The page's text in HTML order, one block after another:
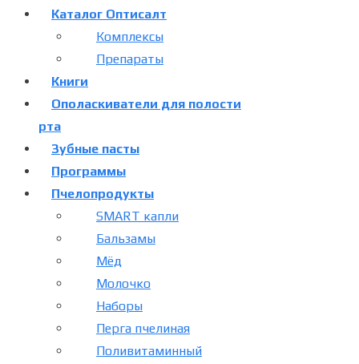
Каталог Оптисалт
Комплексы
Препараты
Книги
Ополаскиватели для полости
рта
Зубные пасты
Программы
Пчелопродукты
SMART капли
Бальзамы
Мёд
Молочко
Наборы
Перга пчелиная
Поливитаминный